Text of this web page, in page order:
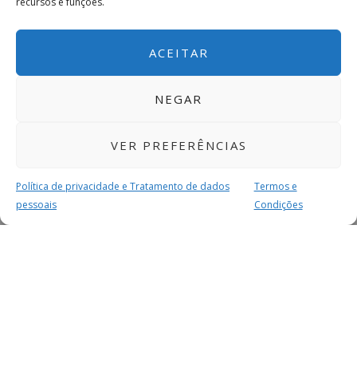
ACEITAR
NEGAR
VER PREFERÊNCIAS
Política de privacidade e Tratamento de dados
pessoais
Termos e
Condições